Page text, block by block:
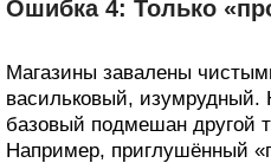
Ошибка 4: Только
Магазины завалены
васильковый, изумрудный.
базовый подмешан другой
Например, приглушённый